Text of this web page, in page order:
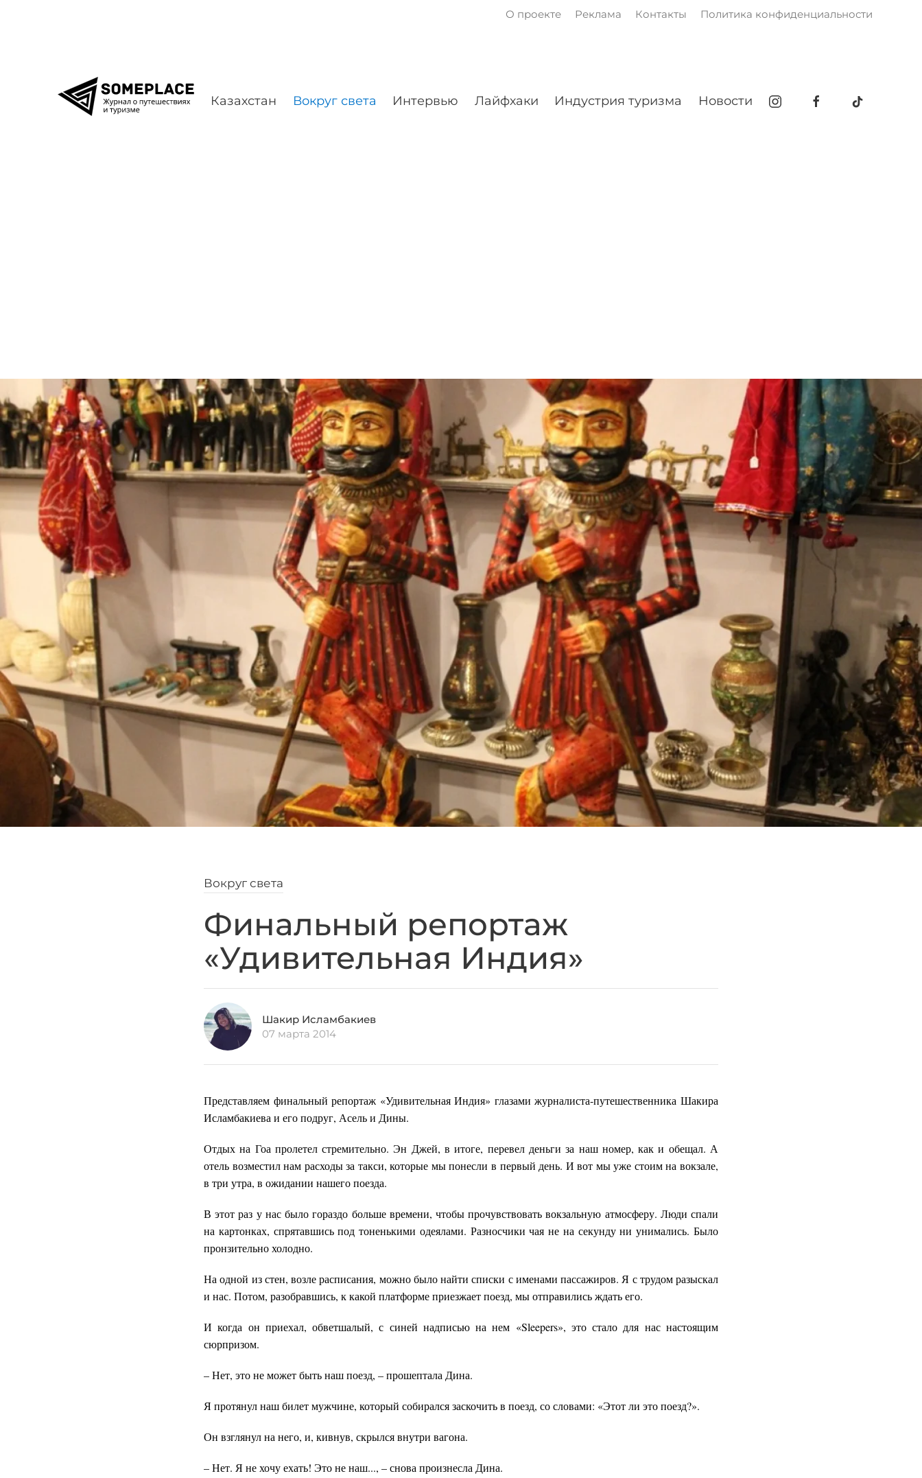
О проекте Реклама Контакты Политика конфиденциальности
Казахстан Вокруг света Интервью Лайфхаки Индустрия туризма Новости
Вокруг света
Финальный репортаж
«Удивительная Индия»
Шакир Исламбакиев
07 марта 2014
Представляем финальный репортаж «Удивительная Индия» глазами журналиста-путешественника Шакира
Исламбакиева и его подруг, Асель и Дины.
Отдых на Гоа пролетел стремительно. Эн Джей, в итоге, перевел деньги за наш номер, как и обещал. А
отель возместил нам расходы за такси, которые мы понесли в первый день. И вот мы уже стоим на вокзале,
в три утра, в ожидании нашего поезда.
В этот раз у нас было гораздо больше времени, чтобы прочувствовать вокзальную атмосферу. Люди спали
на картонках, спрятавшись под тоненькими одеялами. Разносчики чая не на секунду ни унимались. Было
пронзительно холодно.
На одной из стен, возле расписания, можно было найти списки с именами пассажиров. Я с трудом разыскал
и нас. Потом, разобравшись, к какой платформе приезжает поезд, мы отправились ждать его.
И когда он приехал, обветшалый, с синей надписью на нем «Sleepers», это стало для нас настоящим
сюрпризом.
– Нет, это не может быть наш поезд, – прошептала Дина.
Я протянул наш билет мужчине, который собирался заскочить в поезд, со словами: «Этот ли это поезд?».
Он взглянул на него, и, кивнув, скрылся внутри вагона.
– Нет. Я не хочу ехать! Это не наш..., – снова произнесла Дина.